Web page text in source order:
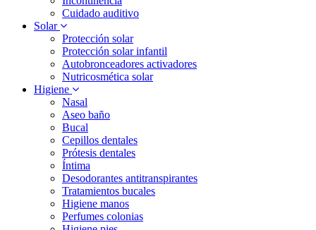
Cuidado auditivo
Solar
Protección solar
Protección solar infantil
Autobronceadores activadores
Nutricosmética solar
Higiene
Nasal
Aseo baño
Bucal
Cepillos dentales
Prótesis dentales
Íntima
Desodorantes antitranspirantes
Tratamientos bucales
Higiene manos
Perfumes colonias